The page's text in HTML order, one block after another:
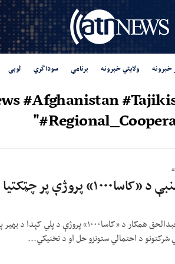
خبرونه ولایتي خبرونه برنامې سوداگري لوبی
#Afghanistan
کابل او دوشنبې د «کاسا۱۰۰۰» پروژې پر چټکتیا
په دې ناسته کې عبدالحق همکار د «کاسا۱۰۰۰» پروژې د پلي کېدا د
شرکتونو د احتمالي ستونزو حل او د تخنیکي...